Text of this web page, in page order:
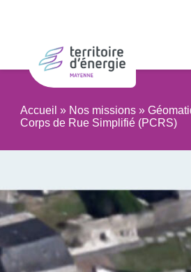
Accueil » Nos missions»
Corps de Rue Simplifié (PCRS)